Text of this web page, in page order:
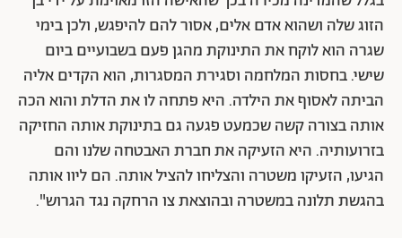
הזוג שלה ושהוא אדם אלים, אסור להם להיפגש, ולכן בימי
שגרה הוא לוקח את התינוקת מהגן פעם בשבועיים ביום
שישי. בחסות המלחמה וסגירת המסגרות, הוא הקדים אליה
הביתה לאסוף את הילדה. היא פתחה לו את הדלת והוא הכה
אותה בצורה קשה שכמעט פגעה גם בתינוקת אותה החזיקה
בזרועותיה. היא הזעיקה את חברת האבטחה שלנו והם
הגיעו, הזעיקו משטרה והצליחו להציל אותה. הם ליוו אותה
בהגשת תלונה במשטרה ובהוצאת צו הרחקה נגד הגרוש".